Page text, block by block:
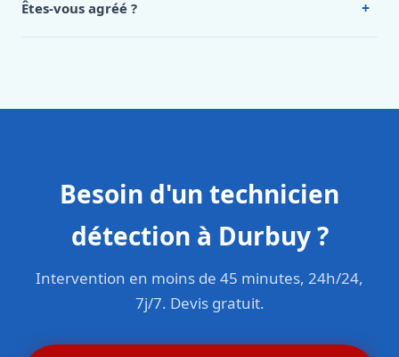
Êtes-vous agréé ? +
Besoin d'un technicien
détection à Durbuy ?
Intervention en moins de 45 minutes, 24h/24,
7j/7. Devis gratuit.